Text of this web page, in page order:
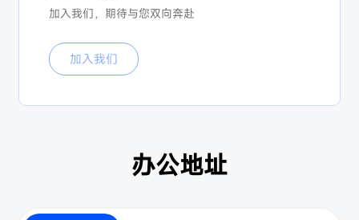
加入我们，期待与您双向奔赴
加入我们
办公地址